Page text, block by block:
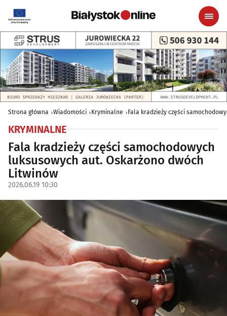
Strona główna Wiadomości Kryminalne Fala kradzieży części
KRYMINALNE
Fala kradzieży części samochodowych
luksusowych aut. Oskarżono dwóch
Litwinów
2026.06.19 10:30